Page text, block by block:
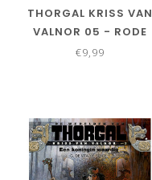
THORGAL KRISS VAN
VALNOR 05 - RODE
RAHEBORG
€9,99